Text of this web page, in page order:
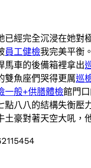
已經完全沉浸在她對
員工健檢我完美平衡
馬車的後備箱裡拿出
雙魚座們哭得更厲巡
一般+供膳體檢館門
點八八的結構失衡壓
土豪對著天空大吼，